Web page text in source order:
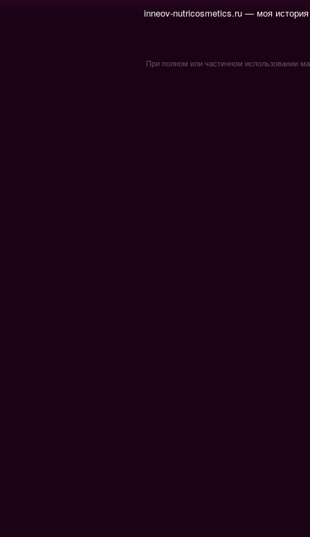
inneov-nutricosmetics.ru — моя
При полном или частичном использовании